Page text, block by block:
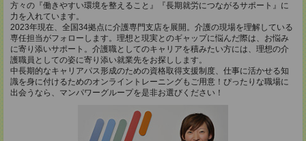
方々の『働きやすい環境を整えること』『長期就労につながるサポート』に
力を入れています。
2023年現在、全国34拠点に介護専門支店を展開。介護の現場を理解している
専任担当がフォローします。理想と現実とのギャップに悩んだ際は、お悩み
に寄り添いサポート。介護職としてのキャリアを積みたい方には、理想の介
護職員としての姿に寄り添い就業先をお探しします。
中長期的なキャリアパス形成のための資格取得支援制度、仕事に活かせる知
識を身に付けるためのオンライントレーニングもご用意！ぴったりな職場に
出会うなら、マンパワーグループを是非お選びください！